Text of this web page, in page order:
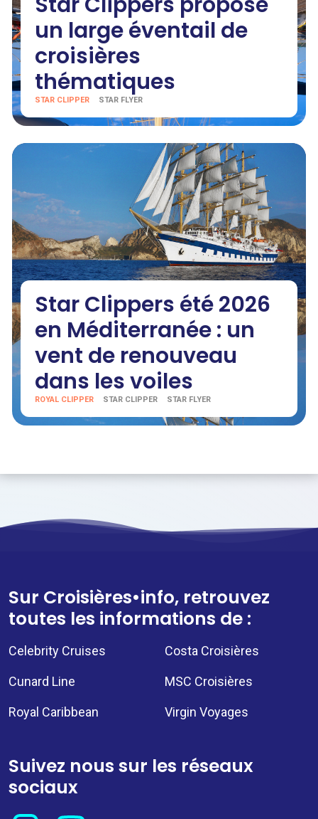
un large éventail de
croisières
thématiques
STAR CLIPPER STAR FLYER
Star Clippers été 2026
en Méditerranée : un
vent de renouveau
dans les voiles
ROYAL CLIPPER STAR CLIPPER STAR FLYER
Sur Croisières•info, retrouvez
toutes les informations de :
Celebrity Cruises Costa Croisières
Cunard Line MSC Croisières
Royal Caribbean Virgin Voyages
Suivez nous sur les réseaux
sociaux